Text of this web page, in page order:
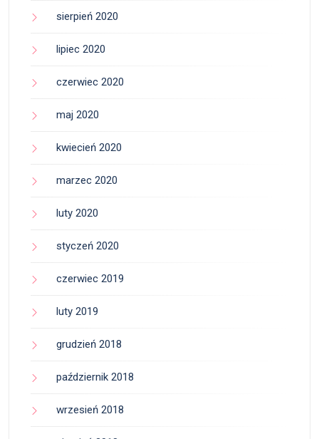
sierpień 2020
lipiec 2020
czerwiec 2020
maj 2020
kwiecień 2020
marzec 2020
luty 2020
styczeń 2020
czerwiec 2019
luty 2019
grudzień 2018
październik 2018
wrzesień 2018